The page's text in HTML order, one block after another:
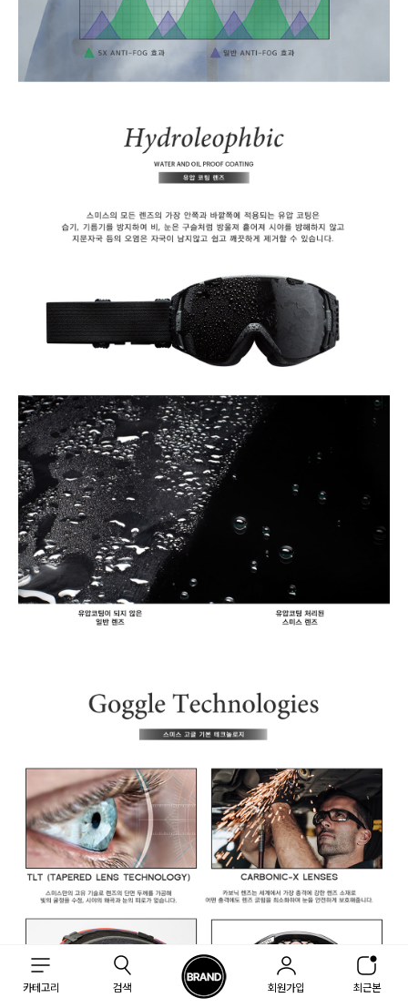
카테고리 검색 회원가입 최근본